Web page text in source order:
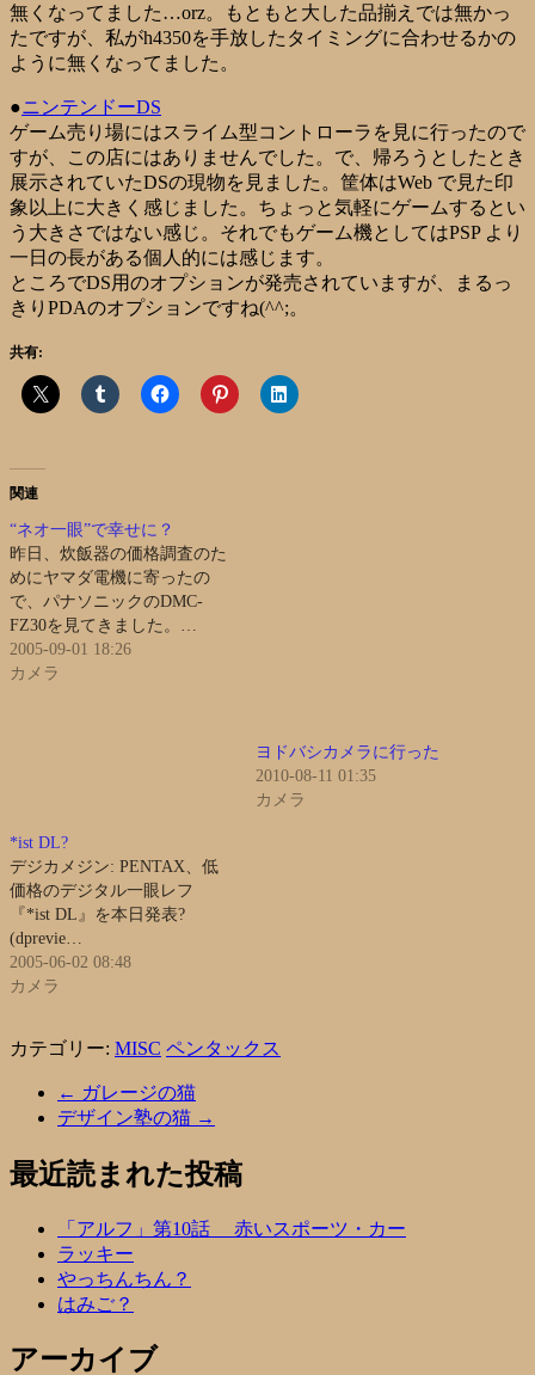
無くなってました…orz。もともと大した品揃えでは無かっ
たですが、私がh4350を手放したタイミングに合わせるかの
ように無くなってました。
●ニンテンドーDS
ゲーム売り場にはスライム型コントローラ を見に行ったので
すが、この店にはありませんでした。で、帰ろうとしたとき
展示されていたDSの現物を見ました。筐体はWeb で見た印
象以上に大きく感じました。ちょっと気軽にゲームするとい
う大きさではない感じ。それでもゲーム機としてはPSPより
一日の長がある個人的には感じます。
ところでDS用のオプションが発売されていますが、まるっ
きりPDAのオプションですね(^^;。
共有:
関連
“ネオ一眼”で幸せに？
昨日、炊飯器の価格調査のた
めにヤマダ電機に寄ったの
で、パナソニックのDMC-
FZ30を見てきました。…
2005-09-01 18:26
カメラ
ヨドバシカメラに行った
2010-08-11 01:35
カメラ
*ist DL?
デジカメジン: PENTAX、低
価格のデジタル一眼レフ
『*ist DL』を本日発表?
(dprevie…
2005-06-02 08:48
カメラ
カテゴリー: MISC ペンタックス
← ガレージの猫
デザイン塾の猫 →
最近読まれた投稿
「アルフ」第10話 赤いスポーツ・カー
ラッキー
やっちんちん？
はみご？
アーカイブ